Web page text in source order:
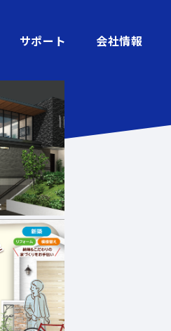
サポート 会社情報